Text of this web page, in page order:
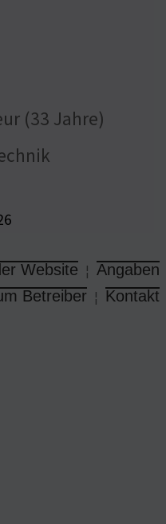
(33 Jahre)
Website ¦ Angaben
Betreiber ¦ Kontakt